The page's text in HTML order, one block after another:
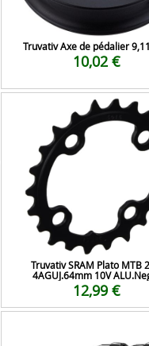
Truvativ Axe de pédalier
10,02 €
Truvativ SRAM Plato MTB
4AGUJ.64mm 10V
12,99 €